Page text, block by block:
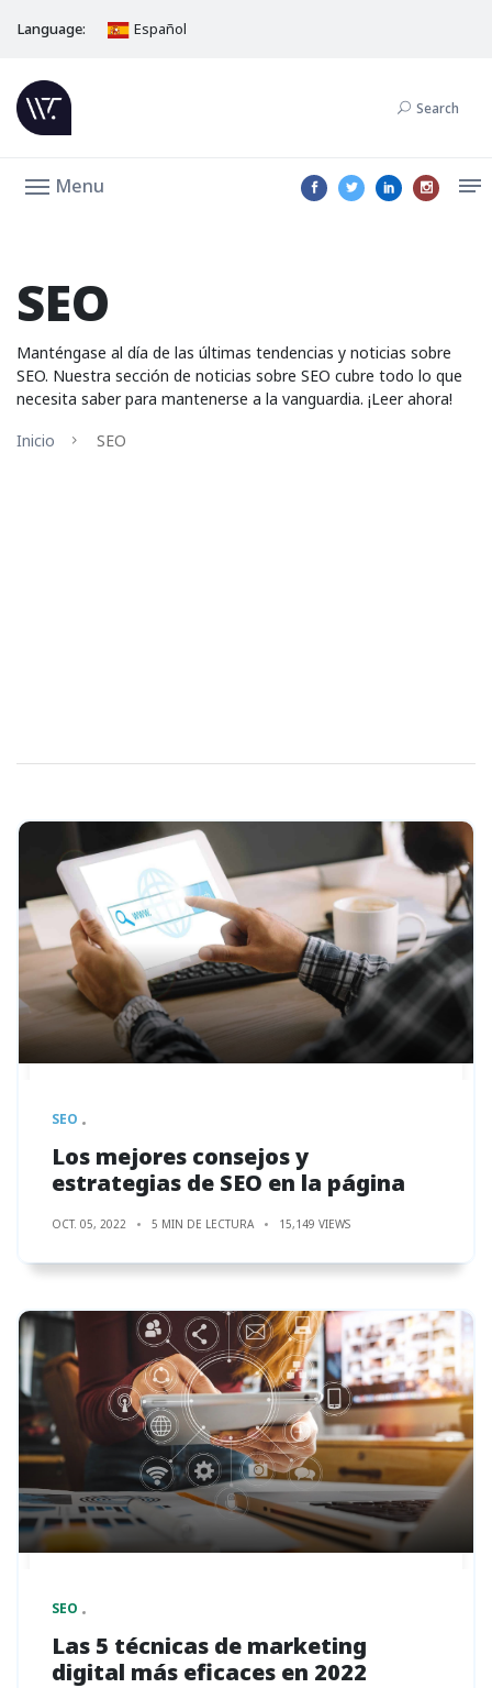
Language: Español
Search
Menu
SEO
Manténgase al día de las últimas tendencias y noticias sobre
SEO. Nuestra sección de noticias sobre SEO cubre todo lo que
necesita saber para mantenerse a la vanguardia. ¡Leer ahora!
Inicio
SEO
SEO
Los mejores consejos y
estrategias de SEO en la página
OCT. 05, 2022 5 MIN DE LECTURA 15,149 VIEWS
SEO
Las 5 técnicas de marketing
digital más eficaces en 2022